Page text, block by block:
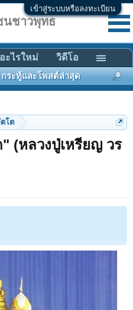
เข้าสู่ระบบหรือลงทะเบียน
โต
(หลวงปู่เหรียญ วร
ชาวพุทธ
กระทู้และโพสต์ล่าสุด
ะไรใหม่ วิดีโอ